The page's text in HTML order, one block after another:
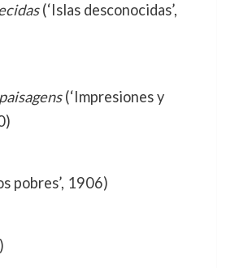
(‘Islas desconocidas’,
(‘Impresiones y
pobres’, 1906)